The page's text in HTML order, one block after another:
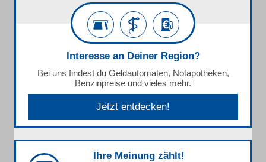
Interesse an Deiner Region?
Bei uns findest du Geldautomaten, Notapotheken,
Benzinpreise und vieles mehr.
Jetzt entdecken!
Ihre Meinung zählt!